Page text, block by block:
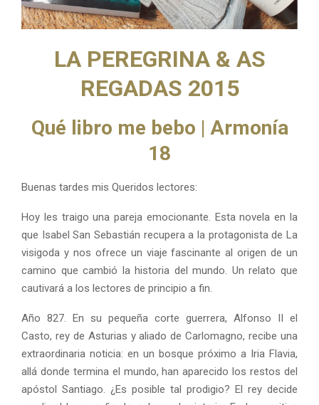
LA PEREGRINA & AS
REGADAS 2015
Qué libro me bebo | Armonía
18
Buenas tardes mis Queridos lectores:
Hoy les traigo una pareja emocionante. Esta novela en la
que Isabel San Sebastián recupera a la protagonista de La
visigoda y nos ofrece un viaje fascinante al origen de un
camino que cambió la historia del mundo. Un relato que
cautivará a los lectores de principio a fin.
Año 827. En su pequeña corte guerrera, Alfonso II el
Casto, rey de Asturias y aliado de Carlomagno, recibe una
extraordinaria noticia: en un bosque próximo a Iria Flavia,
allá donde termina el mundo, han aparecido los restos del
apóstol Santiago. ¿Es posible tal prodigio? El rey decide